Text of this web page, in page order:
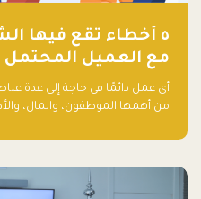
٥ أخطاء تقع فيها
مع العميل المحتمل
أي عمل دائمًا في حاجة إلى عدة
من أهمها الموظفون، والمال،
أساسه ذلك العمل.